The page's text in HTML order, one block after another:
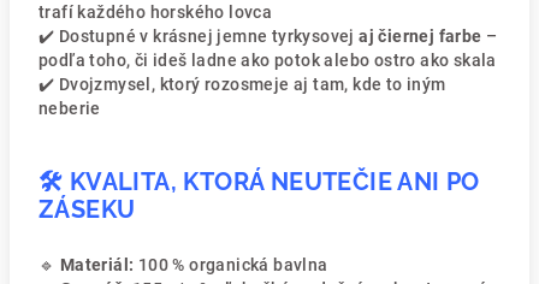
trafí každého horského lovca
✔️ Dostupné v krásnej jemne tyrkysovejaj čiernej farbe –
podľa toho, či ideš ladne ako potok alebo ostro ako skala
✔️ Dvojzmysel, ktorý rozosmeje aj tam, kde to iným
neberie
🛠️ KVALITA, KTORÁ NEUTEČIE ANI PO
ZÁSEKU
🔹 Materiál: 100 % organická bavlna